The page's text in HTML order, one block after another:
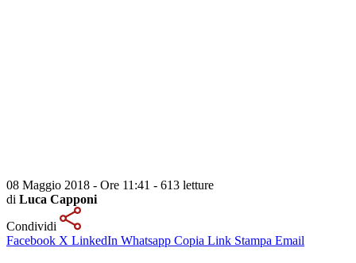
08 Maggio 2018 - Ore 11:41 - 613 letture
di Luca Capponi
Condividi
Facebook X LinkedIn Whatsapp Copia Link Stampa Email